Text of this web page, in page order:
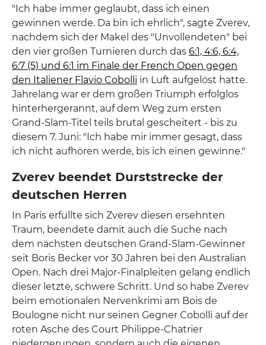
"Ich habe immer geglaubt, dass ich einen
gewinnen werde. Da bin ich ehrlich", sagte Zverev,
nachdem sich der Makel des "Unvollendeten" bei
den vier großen Turnieren durch das 6:1, 4:6, 6:4,
6:7 (5) und 6:1 im Finale der French Open gegen
den Italiener Flavio Cobolli in Luft aufgelöst hatte.
Jahrelang war er dem großen Triumph erfolglos
hinterhergerannt, auf dem Weg zum ersten
Grand-Slam-Titel teils brutal gescheitert - bis zu
diesem 7. Juni: "Ich habe mir immer gesagt, dass
ich nicht aufhören werde, bis ich einen gewinne."
Zverev beendet Durststrecke der
deutschen Herren
In Paris erfüllte sich Zverev diesen ersehnten
Traum, beendete damit auch die Suche nach
dem nächsten deutschen Grand-Slam-Gewinner
seit Boris Becker vor 30 Jahren bei den Australian
Open. Nach drei Major-Finalpleiten gelang endlich
dieser letzte, schwere Schritt. Und so habe Zverev
beim emotionalen Nervenkrimi am Bois de
Boulogne nicht nur seinen Gegner Cobolli auf der
roten Asche des Court Philippe-Chatrier